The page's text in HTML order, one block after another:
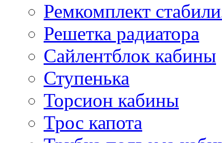
Ремкомплект
Решетка радиатора
Сайлентблок кабины
Ступенька
Торсион кабины
Трос капота